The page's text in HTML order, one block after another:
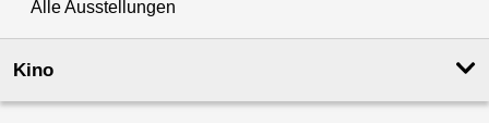
Alle Ausstellungen
Kino